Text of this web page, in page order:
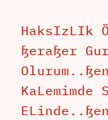
HaksIzLIk
ßeraßer